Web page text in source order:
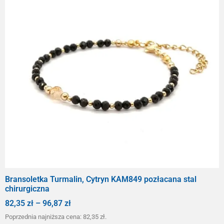
Bransoletka Turmalin, Cytryn KAM849 pozłacana stal
chirurgiczna
82,35 zł – 96,87 zł
Poprzednia najniższa cena: 82,35 zł.